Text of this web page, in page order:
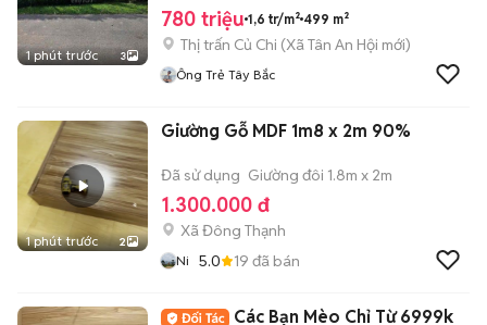
1 phút trước 3
780 triệu 1,6 tr/m² 499 m²
Thị trấn Củ Chi (Xã Tân An Hội mới)
Ông Trẻ Tây Bắc
1 phút trước 2
Giường Gỗ MDF 1m8 x 2m 90%
Đã sử dụng Giường đôi 1.8m x 2m
1.300.000 đ
Xã Đông Thạnh
Ni 5.0 19 đã bán
Các Bạn Mèo Chỉ Từ 6999k